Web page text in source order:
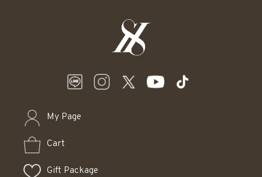
My Page
Cart
Gift Package